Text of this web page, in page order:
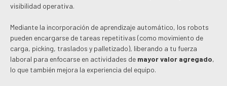
visibilidad operativa.
Mediante la incorporación de aprendizaje automático, los robots
pueden encargarse de tareas repetitivas (como movimiento de
carga, picking, traslados y palletizado), liberando a tu fuerza
laboral para enfocarse en actividades de mayor valor agregado,
lo que también mejora la experiencia del equipo.